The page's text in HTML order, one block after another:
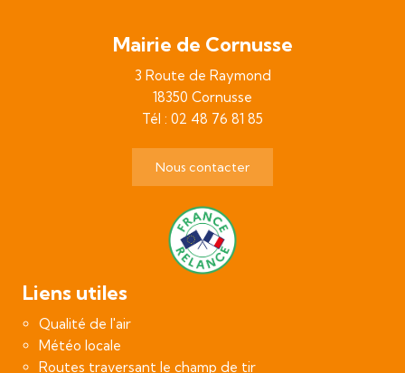
Mairie de Cornusse
3 Route de Raymond
18350 Cornusse
Tél : 02 48 76 81 85
Nous contacter
Liens utiles
Qualité de l'air
Météo locale
Routes traversant le champ de tir